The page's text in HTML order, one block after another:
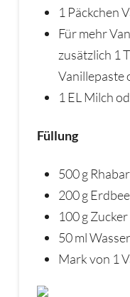
1 Päckchen
Für mehr
zusätzlich 1
Vanillepaste
1 EL Milch
Füllung
500 g
200 g
100 g
50 ml Wasser
Mark von 1